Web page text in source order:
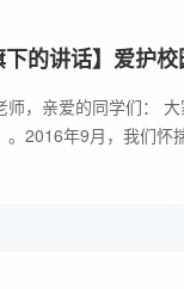
下的讲话】爱护
师，亲爱的同学们：
。2016年9月，我们怀